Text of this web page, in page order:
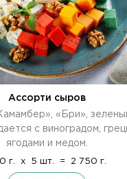
Ассорти сыров
«Бри»,
с виноградом,
ягодами и медом.
г. x 5 шт. = 2 750 г.